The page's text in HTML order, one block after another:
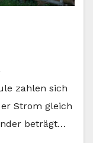
zahlen sich
Strom gleich
beträgt…